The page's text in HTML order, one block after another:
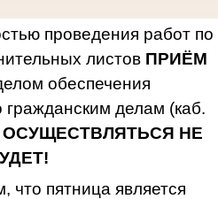
проведения работ по
листов ПРИЁМ
обеспечения
гражданским делам (каб.
НЕ
что пятница является